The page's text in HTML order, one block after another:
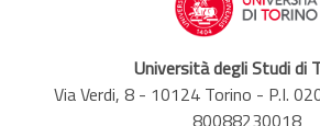
Università degli Studi di
Via Verdi, 8 - 10124 Torino - P.I.
80088230018